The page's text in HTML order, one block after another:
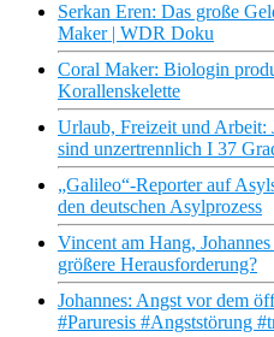
Serkan Eren: Das große
Maker | WDR Doku
Coral Maker: Biologin
Korallenskelette
Urlaub, Freizeit und Arbeit:
sind unzertrennlich I 37
„Galileo“-Reporter auf
den deutschen Asylprozess
Vincent am Hang,
größere Herausforderung?
Johannes: Angst vor dem
#Paruresis #Angststörung